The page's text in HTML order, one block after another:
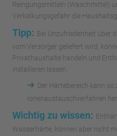
Reingungsmitteln (Waschmittel)
Verkalkungsgefahr die
Tipp: Bei Unzufriedenheit über
vom Versorger geliefert wird,
Privathaushalte handeln und
installieren lassen.
➜ Der Härtebereich kann so
Ionenaustauschverfahren
Wichtig zu wissen:
Wasserhärte, können aber nicht